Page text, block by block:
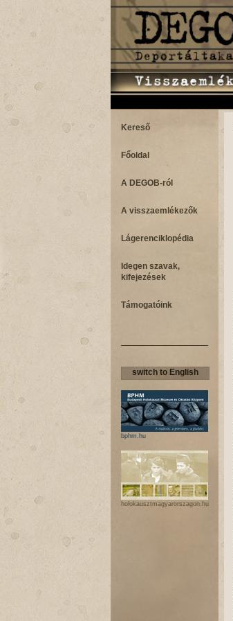
Kereső
Főoldal
A DEGOB-ról
A visszaemlékezők
Lágerenciklopédia
Idegen szavak,
kifejezések
Támogatóink
switch to English
bphm.hu
holokausztmagyarorszagon.hu